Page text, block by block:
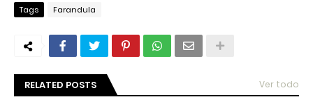
Tags Farandula
RELATED POSTS Ver todo